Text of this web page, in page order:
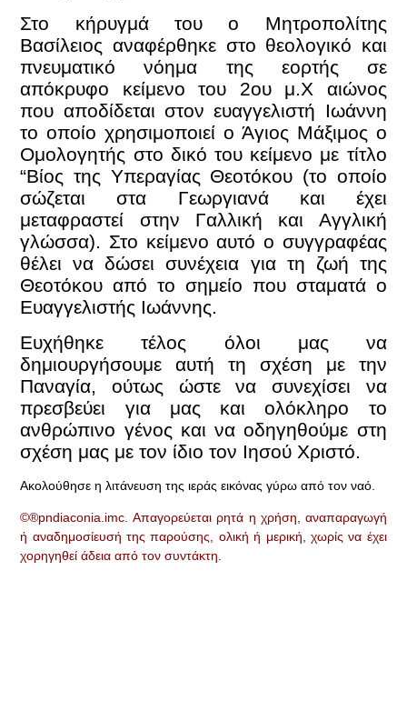
Στο κήρυγμά του ο Μητροπολίτης
Βασίλειος αναφέρθηκε στο θεολογικό και
πνευματικό νόημα της εορτής σε
απόκρυφο κείμενο του 2ουμ.Χ αιώνος
που αποδίδεται στον ευαγγελιστή Ιωάννη
το οποίο χρησιμοποιεί ο Άγιος Μάξιμος ο
Ομολογητής στο δικό του κείμενο με τίτλο
“Βίος της Υπεραγίας Θεοτόκου (το οποίο
σώζεται στα Γεωργιανά και έχει
μεταφραστεί στην Γαλλική και Αγγλική
γλώσσα). Στο κείμενο αυτό ο συγγραφέας
θέλει να δώσει συνέχεια για τη ζωή της
Θεοτόκου από το σημείο που σταματά ο
Ευαγγελιστής Ιωάννης.
Ευχήθηκε τέλος όλοι μας να
δημιουργήσουμε αυτή τη σχέση με την
Παναγία, ούτως ώστε να συνεχίσει να
πρεσβεύει για μας και ολόκληρο το
ανθρώπινο γένος και να οδηγηθούμε στη
σχέση μας με τον ίδιο τον Ιησού Χριστό.
Ακολούθησε η λιτάνευση της ιεράς εικόνας γύρω από τον ναό.
©®pndiaconia.imc. Απαγορεύεται ρητά η χρήση, αναπαραγωγή
ή αναδημοσίευσή της παρούσης, ολική ή μερική, χωρίς να έχει
χορηγηθεί άδεια από τον συντάκτη.